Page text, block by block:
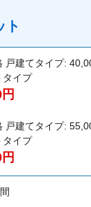
ト
戸建てタイプ:
タイプ
戸建てタイプ:
タイプ